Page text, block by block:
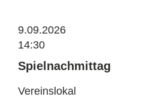
9.09.2026
14:30
Spielnachmittag
Vereinslokal